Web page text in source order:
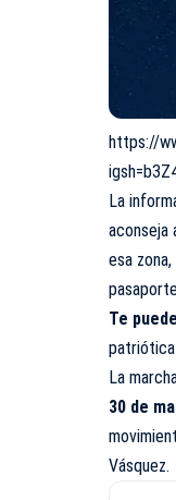
https://
La
aconseja
esa
Te
patriótica
La
30 de
Vásquez.